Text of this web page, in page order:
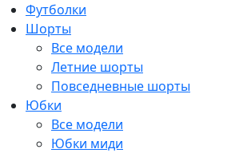
Футболки
Шорты
Все модели
Летние шорты
Повседневные шорты
Юбки
Все модели
Юбки миди